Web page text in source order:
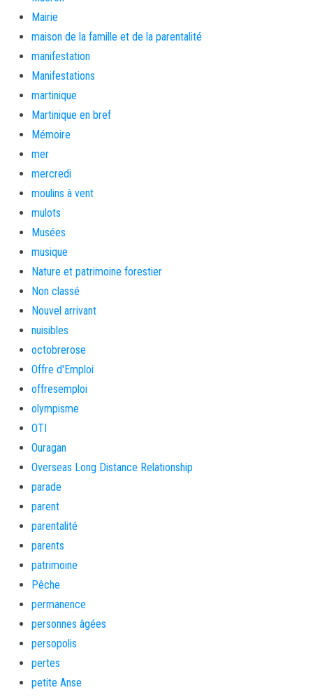
Mairie
maison de la famille et de la parentalité
manifestation
Manifestations
martinique
Martinique en bref
Mémoire
mer
mercredi
moulins à vent
mulots
Musées
musique
Nature et patrimoine forestier
Non classé
Nouvel arrivant
nuisibles
octobrerose
Offre d'Emploi
offresemploi
olympisme
OTI
Ouragan
Overseas Long Distance Relationship
parade
parent
parentalité
parents
patrimoine
Pêche
permanence
personnes âgées
persopolis
pertes
petite Anse